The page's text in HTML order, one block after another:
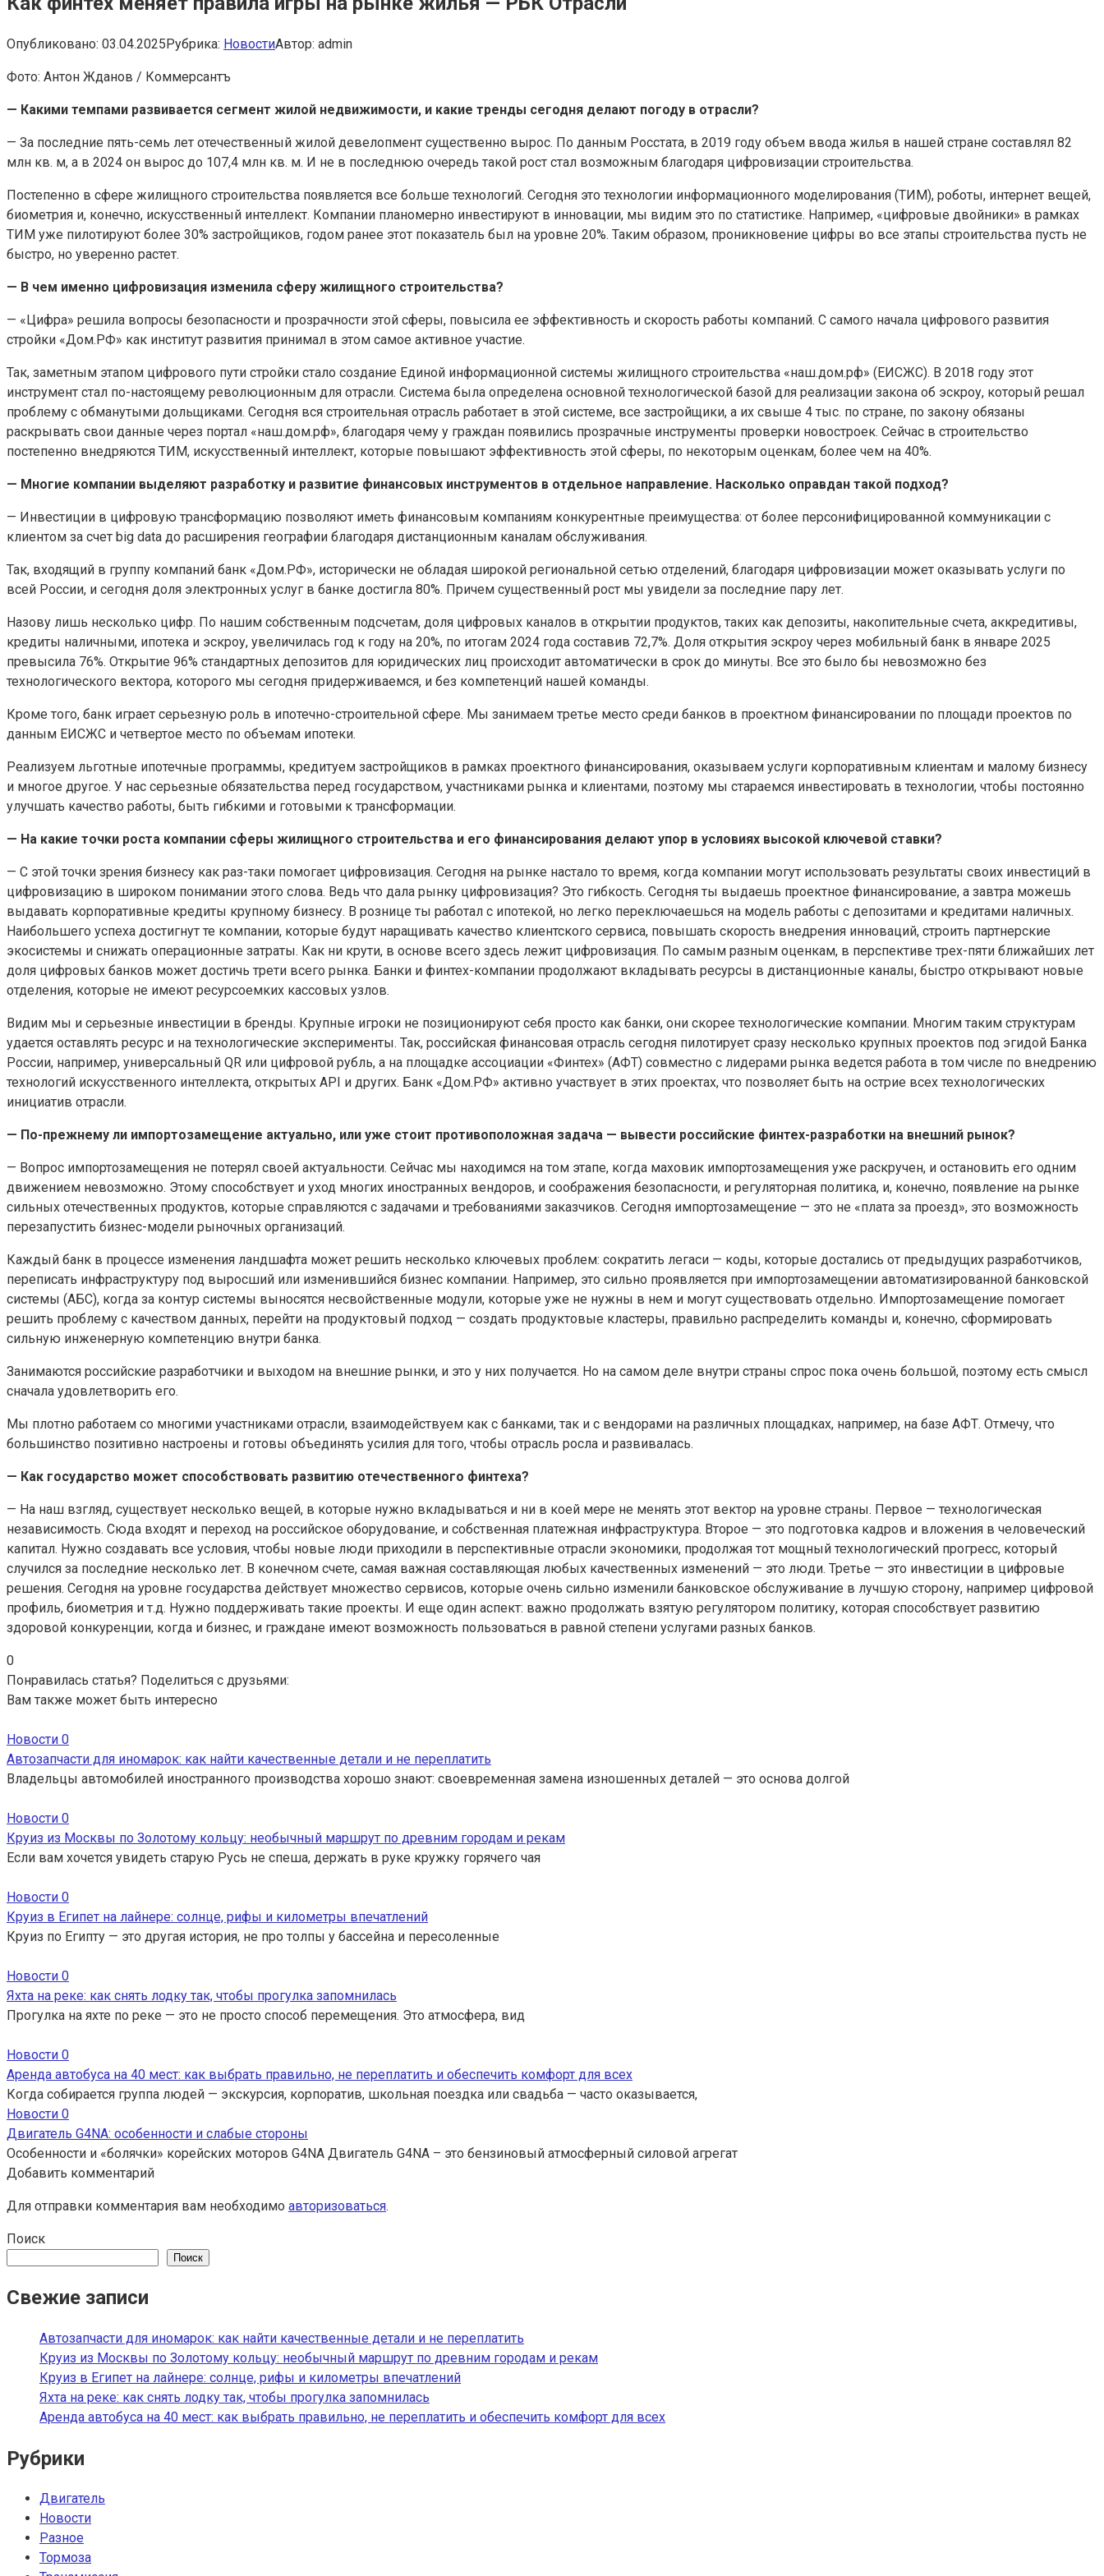
Опубликовано: 03.04.2025Рубрика: НовостиАвтор: admin
Фото: Антон Жданов / Коммерсантъ
— Какими темпами развивается сегмент жилой недвижимости, и какие тренды сегодня делают погоду в отрасли?
— За последние пять-семь лет отечественный жилой девелопмент существенно вырос. По данным Росстата, в 2019 году объем ввода жилья в нашей стране составлял 82
млн кв. м, а в 2024 он вырос до 107,4 млн кв. м. И не в последнюю очередь такой рост стал возможным благодаря цифровизации строительства.
Постепенно в сфере жилищного строительства появляется все больше технологий. Сегодня это технологии информационного моделирования (ТИМ), роботы, интернет вещей,
биометрия и, конечно, искусственный интеллект. Компании планомерно инвестируют в инновации, мы видим это по статистике. Например, «цифровые двойники» в рамках
ТИМ уже пилотируют более 30% застройщиков, годом ранее этот показатель был на уровне 20%. Таким образом, проникновение цифры во все этапы строительства пусть не
быстро, но уверенно растет.
— В чем именно цифровизация изменила сферу жилищного строительства?
— «Цифра» решила вопросы безопасности и прозрачности этой сферы, повысила ее эффективность и скорость работы компаний. С самого начала цифрового развития
стройки «Дом.РФ» как институт развития принимал в этом самое активное участие.
Так, заметным этапом цифрового пути стройки стало создание Единой информационной системы жилищного строительства «наш.дом.рф» (ЕИСЖС). В 2018 году этот
инструмент стал по-настоящему революционным для отрасли. Система была определена основной технологической базой для реализации закона об эскроу, который решал
проблему с обманутыми дольщиками. Сегодня вся строительная отрасль работает в этой системе, все застройщики, а их свыше 4 тыс. по стране, по закону обязаны
раскрывать свои данные через портал «наш.дом.рф», благодаря чему у граждан появились прозрачные инструменты проверки новостроек. Сейчас в строительство
постепенно внедряются ТИМ, искусственный интеллект, которые повышают эффективность этой сферы, по некоторым оценкам, более чем на 40%.
— Многие компании выделяют разработку и развитие финансовых инструментов в отдельное направление. Насколько оправдан такой подход?
— Инвестиции в цифровую трансформацию позволяют иметь финансовым компаниям конкурентные преимущества: от более персонифицированной коммуникации с
клиентом за счет big data до расширения географии благодаря дистанционным каналам обслуживания.
Так, входящий в группу компаний банк «Дом.РФ», исторически не обладая широкой региональной сетью отделений, благодаря цифровизации может оказывать услуги по
всей России, и сегодня доля электронных услуг в банке достигла 80%. Причем существенный рост мы увидели за последние пару лет.
Назову лишь несколько цифр. По нашим собственным подсчетам, доля цифровых каналов в открытии продуктов, таких как депозиты, накопительные счета, аккредитивы,
кредиты наличными, ипотека и эскроу, увеличилась год к году на 20%, по итогам 2024 года составив 72,7%. Доля открытия эскроу через мобильный банк в январе 2025
превысила 76%. Открытие 96% стандартных депозитов для юридических лиц происходит автоматически в срок до минуты. Все это было бы невозможно без
технологического вектора, которого мы сегодня придерживаемся, и без компетенций нашей команды.
Кроме того, банк играет серьезную роль в ипотечно-строительной сфере. Мы занимаем третье место среди банков в проектном финансировании по площади проектов по
данным ЕИСЖС и четвертое место по объемам ипотеки.
Реализуем льготные ипотечные программы, кредитуем застройщиков в рамках проектного финансирования, оказываем услуги корпоративным клиентам и малому бизнесу
и многое другое. У нас серьезные обязательства перед государством, участниками рынка и клиентами, поэтому мы стараемся инвестировать в технологии, чтобы постоянно
улучшать качество работы, быть гибкими и готовыми к трансформации.
— На какие точки роста компании сферы жилищного строительства и его финансирования делают упор в условиях высокой ключевой ставки?
— С этой точки зрения бизнесу как раз-таки помогает цифровизация. Сегодня на рынке настало то время, когда компании могут использовать результаты своих инвестиций в
цифровизацию в широком понимании этого слова. Ведь что дала рынку цифровизация? Это гибкость. Сегодня ты выдаешь проектное финансирование, а завтра можешь
выдавать корпоративные кредиты крупному бизнесу. В рознице ты работал с ипотекой, но легко переключаешься на модель работы с депозитами и кредитами наличных.
Наибольшего успеха достигнут те компании, которые будут наращивать качество клиентского сервиса, повышать скорость внедрения инноваций, строить партнерские
экосистемы и снижать операционные затраты. Как ни крути, в основе всего здесь лежит цифровизация. По самым разным оценкам, в перспективе трех-пяти ближайших лет
доля цифровых банков может достичь трети всего рынка. Банки и финтех-компании продолжают вкладывать ресурсы в дистанционные каналы, быстро открывают новые
отделения, которые не имеют ресурсоемких кассовых узлов.
Видим мы и серьезные инвестиции в бренды. Крупные игроки не позиционируют себя просто как банки, они скорее технологические компании. Многим таким структурам
удается оставлять ресурс и на технологические эксперименты. Так, российская финансовая отрасль сегодня пилотирует сразу несколько крупных проектов под эгидой Банка
России, например, универсальный QR или цифровой рубль, а на площадке ассоциации «Финтех» (АФТ) совместно с лидерами рынка ведется работа в том числе по внедрению
технологий искусственного интеллекта, открытых API и других. Банк «Дом.РФ» активно участвует в этих проектах, что позволяет быть на острие всех технологических
инициатив отрасли.
— По-прежнему ли импортозамещение актуально, или уже стоит противоположная задача — вывести российские финтех-разработки на внешний рынок?
— Вопрос импортозамещения не потерял своей актуальности. Сейчас мы находимся на том этапе, когда маховик импортозамещения уже раскручен, и остановить его одним
движением невозможно. Этому способствует и уход многих иностранных вендоров, и соображения безопасности, и регуляторная политика, и, конечно, появление на рынке
сильных отечественных продуктов, которые справляются с задачами и требованиями заказчиков. Сегодня импортозамещение — это не «плата за проезд», это возможность
перезапустить бизнес-модели рыночных организаций.
Каждый банк в процессе изменения ландшафта может решить несколько ключевых проблем: сократить легаси — коды, которые достались от предыдущих разработчиков,
переписать инфраструктуру под выросший или изменившийся бизнес компании. Например, это сильно проявляется при импортозамещении автоматизированной банковской
системы (АБС), когда за контур системы выносятся несвойственные модули, которые уже не нужны в нем и могут существовать отдельно. Импортозамещение помогает
решить проблему с качеством данных, перейти на продуктовый подход — создать продуктовые кластеры, правильно распределить команды и, конечно, сформировать
сильную инженерную компетенцию внутри банка.
Занимаются российские разработчики и выходом на внешние рынки, и это у них получается. Но на самом деле внутри страны спрос пока очень большой, поэтому есть смысл
сначала удовлетворить его.
Мы плотно работаем со многими участниками отрасли, взаимодействуем как с банками, так и с вендорами на различных площадках, например, на базе АФТ. Отмечу, что
большинство позитивно настроены и готовы объединять усилия для того, чтобы отрасль росла и развивалась.
— Как государство может способствовать развитию отечественного финтеха?
— На наш взгляд, существует несколько вещей, в которые нужно вкладываться и ни в коей мере не менять этот вектор на уровне страны. Первое — технологическая
независимость. Сюда входят и переход на российское оборудование, и собственная платежная инфраструктура. Второе — это подготовка кадров и вложения в человеческий
капитал. Нужно создавать все условия, чтобы новые люди приходили в перспективные отрасли экономики, продолжая тот мощный технологический прогресс, который
случился за последние несколько лет. В конечном счете, самая важная составляющая любых качественных изменений — это люди. Третье — это инвестиции в цифровые
решения. Сегодня на уровне государства действует множество сервисов, которые очень сильно изменили банковское обслуживание в лучшую сторону, например цифровой
профиль, биометрия и т.д. Нужно поддерживать такие проекты. И еще один аспект: важно продолжать взятую регулятором политику, которая способствует развитию
здоровой конкуренции, когда и бизнес, и граждане имеют возможность пользоваться в равной степени услугами разных банков.
0
Понравилась статья? Поделиться с друзьями:
Вам также может быть интересно
Новости 0
Автозапчасти для иномарок: как найти качественные детали и не переплатить
Владельцы автомобилей иностранного производства хорошо знают: своевременная замена изношенных деталей — это основа долгой
Новости 0
Круиз из Москвы по Золотому кольцу: необычный маршрут по древним городам и рекам
Если вам хочется увидеть старую Русь не спеша, держать в руке кружку горячего чая
Новости 0
Круиз в Египет на лайнере: солнце, рифы и километры впечатлений
Круиз по Египту — это другая история, не про толпы у бассейна и пересоленные
Новости 0
Яхта на реке: как снять лодку так, чтобы прогулка запомнилась
Прогулка на яхте по реке — это не просто способ перемещения. Это атмосфера, вид
Новости 0
Аренда автобуса на 40 мест: как выбрать правильно, не переплатить и обеспечить комфорт для всех
Когда собирается группа людей — экскурсия, корпоратив, школьная поездка или свадьба — часто оказывается,
Новости 0
Двигатель G4NA: особенности и слабые стороны
Особенности и «болячки» корейских моторов G4NA Двигатель G4NA – это бензиновый атмосферный силовой агрегат
Добавить комментарий
Для отправки комментария вам необходимо авторизоваться.
Поиск
Поиск
Свежие записи
Автозапчасти для иномарок: как найти качественные детали и не переплатить
Круиз из Москвы по Золотому кольцу: необычный маршрут по древним городам и рекам
Круиз в Египет на лайнере: солнце, рифы и километры впечатлений
Яхта на реке: как снять лодку так, чтобы прогулка запомнилась
Аренда автобуса на 40 мест: как выбрать правильно, не переплатить и обеспечить комфорт для всех
Рубрики
Двигатель
Новости
Разное
Тормоза